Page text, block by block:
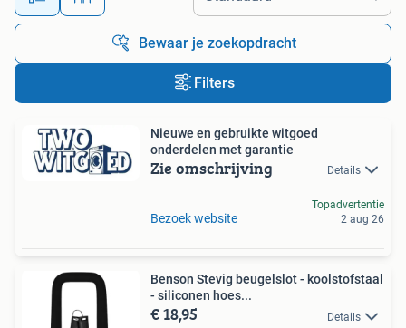
Bewaar je zoekopdracht
Filters
Nieuwe en gebruikte witgoed
onderdelen met garantie
Zie omschrijving Details
Bezoek website
Topadvertentie
2 aug 26
Benson Stevig beugelslot - koolstofstaal
- siliconen hoes...
€ 18,95 Details